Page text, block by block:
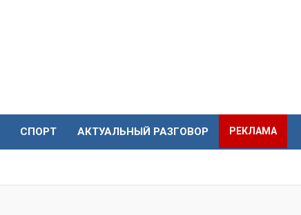
СПОРТ АКТУАЛЬНЫЙ РАЗГОВОР РЕКЛАМА